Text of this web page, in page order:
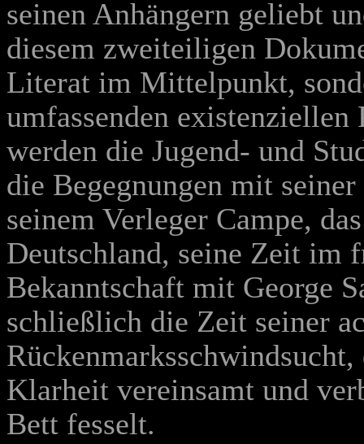
seinen Anhängern geliebt
diesem zweiteiligen
Literat im Mittelpunkt,
umfassenden existenziellen
werden die Jugend- und
die Begegnungen mit
seinem Verleger Campe,
Deutschland, seine Zeit im
Bekanntschaft mit George
schließlich die Zeit seiner
Klarheit vereinsamt und
Bett fesselt.